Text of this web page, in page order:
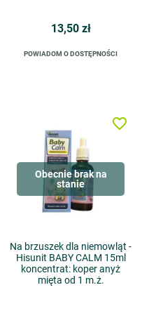
13,50 zł
POWIADOM O DOSTĘPNOŚCI
Obecnie brak na
stanie
Na brzuszek dla niemowląt -
Hisunit BABY CALM 15ml
koncentrat: koper anyż
mięta od 1 m.ż.
favorite_border